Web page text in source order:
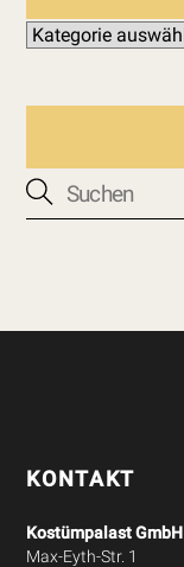
KONTAKT
Kostümpalast GmbH
Max-Eyth-Str. 1